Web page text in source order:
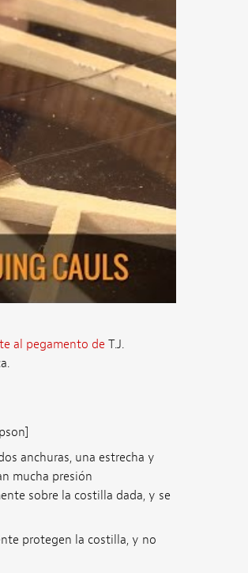
al pegamento de T.J.
anchuras, una estrecha y
mucha presión
sobre la costilla dada, y se
protegen la costilla, y no